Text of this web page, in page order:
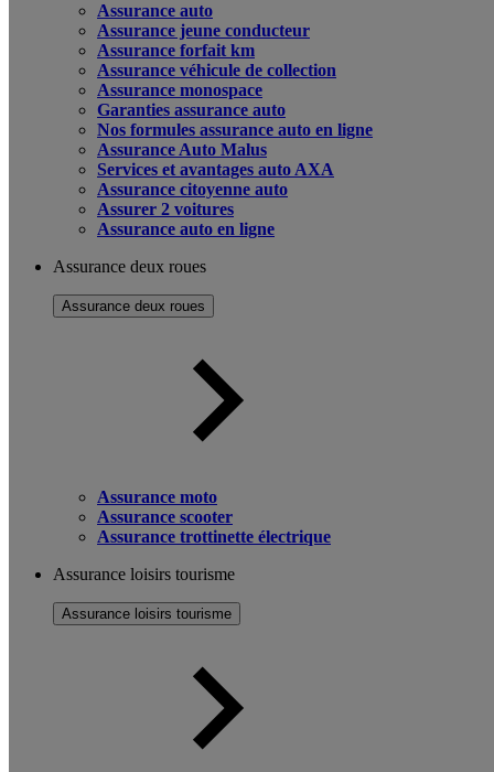
Assurance auto
Assurance jeune conducteur
Assurance forfait km
Assurance véhicule de collection
Assurance monospace
Garanties assurance auto
Nos formules assurance auto en ligne
Assurance Auto Malus
Services et avantages auto AXA
Assurance citoyenne auto
Assurer 2 voitures
Assurance auto en ligne
Assurance deux roues
Assurance deux roues
Assurance moto
Assurance scooter
Assurance trottinette électrique
Assurance loisirs tourisme
Assurance loisirs tourisme